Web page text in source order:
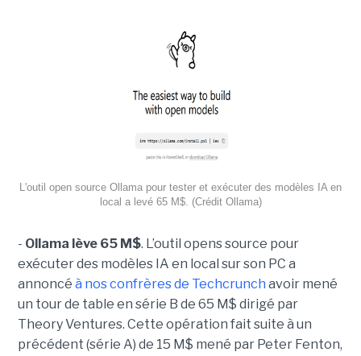
L'outil open source Ollama pour tester et exécuter des modèles IA en
local a levé 65 M$. (Crédit Ollama)
- Ollama lève 65 M$. L’outil opens source pour
exécuter des modèles IA en local sur son PC a
annoncé à nos confrères de Techcrunch avoir mené
un tour de table en série B de 65 M$ dirigé par
Theory Ventures. Cette opération fait suite à un
précédent (série A) de 15 M$ mené par Peter Fenton,